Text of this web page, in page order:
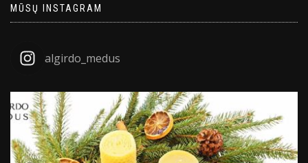
MŪSŲ INSTAGRAM
algirdo_medus